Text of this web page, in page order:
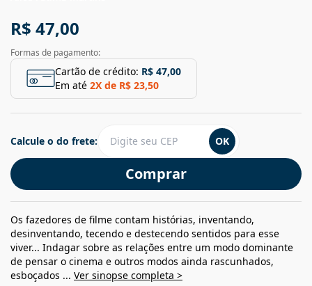
R$ 47,00
Formas de pagamento:
Cartão de crédito: R$ 47,00
Em até 2X de R$ 23,50
Comprar
Calcule o do frete: OK
Os fazedores de filme contam histórias, inventando,
desinventando, tecendo e destecendo sentidos para esse
viver... Indagar sobre as relações entre um modo dominante
de pensar o cinema e outros modos ainda rascunhados,
esboçados ... Ver sinopse completa >